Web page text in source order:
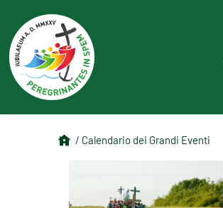
/ Calendario dei Grandi Eventi